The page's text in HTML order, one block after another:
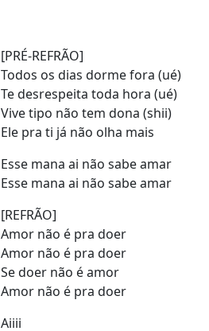
[PRÉ-REFRÃO]
Todos os dias dorme fora (ué)
Te desrespeita toda hora (ué)
Vive tipo não tem dona (shii)
Ele pra ti já não olha mais
Esse mana ai não sabe amar
Esse mana ai não sabe amar
[REFRÃO]
Amor não é pra doer
Amor não é pra doer
Se doer não é amor
Amor não é pra doer
Aiiii